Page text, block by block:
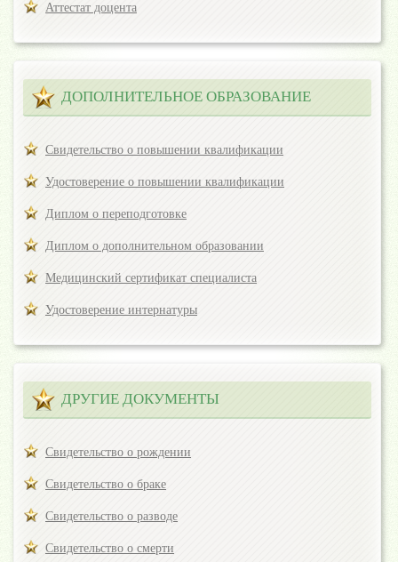
Аттестат доцента
ДОПОЛНИТЕЛЬНОЕ ОБРАЗОВАНИЕ
Свидетельство о повышении квалификации
Удостоверение о повышении квалификации
Диплом о переподготовке
Диплом о дополнительном образовании
Медицинский сертификат специалиста
Удостоверение интернатуры
ДРУГИЕ ДОКУМЕНТЫ
Свидетельство о рождении
Свидетельство о браке
Свидетельство о разводе
Свидетельство о смерти